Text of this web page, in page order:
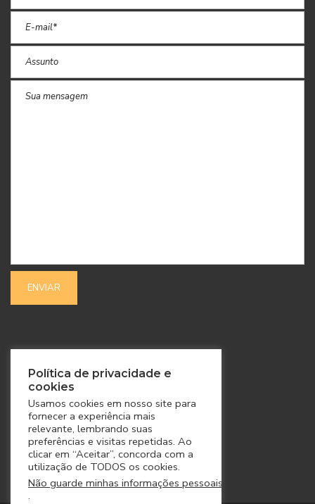
Política de privacidade e
cookies
Usamos cookies em nosso site para
fornecer a experiência mais
relevante, lembrando suas
preferências e visitas repetidas. Ao
clicar em “Aceitar”, concorda com a
utilização de TODOS os cookies.
Não guarde minhas informações pessoais
.